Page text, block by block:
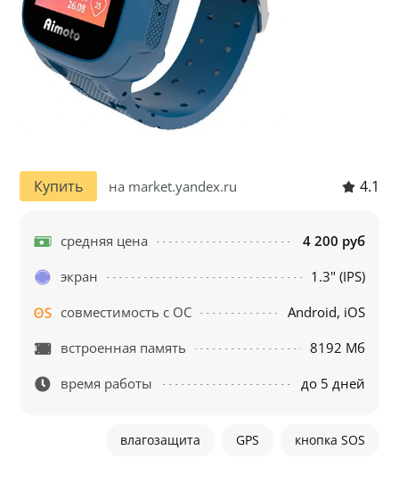
Купить на market.yandex.ru 4.1
средняя цена
4 200 руб
экран
1.3" (IPS)
совместимость с ОС
Android, iOS
встроенная память
8192 Мб
время работы
до 5 дней
влагозащита GPS кнопка SOS